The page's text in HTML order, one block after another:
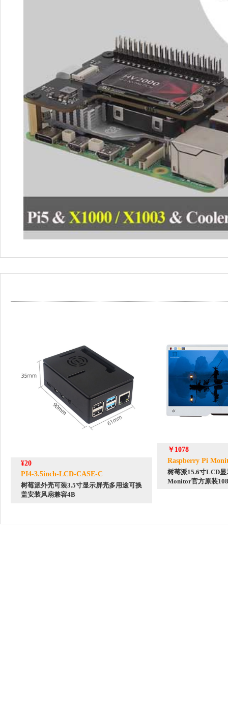
¥20
PI4-3.5inch-LCD-CASE-C
树莓派外壳可装3.5寸显示屏壳多用途可换
盖安装风扇兼容4B
￥1078
Raspberry Pi
树莓派15.6寸LCD
Monitor官方原装